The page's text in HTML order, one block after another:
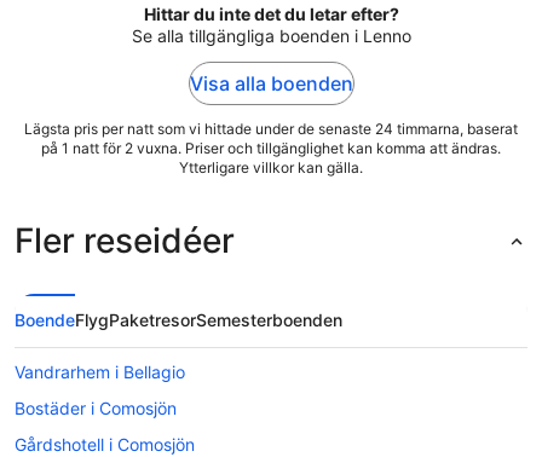
Hittar du inte det du letar efter?
Se alla tillgängliga boenden i Lenno
Visa alla boenden
Lägsta pris per natt som vi hittade under de senaste 24 timmarna, baserat
på 1 natt för 2 vuxna. Priser och tillgänglighet kan komma att ändras.
Ytterligare villkor kan gälla.
Fler reseidéer
BoendeFlygPaketresorSemesterboenden
Vandrarhem i Bellagio
Bostäder i Comosjön
Gårdshotell i Comosjön